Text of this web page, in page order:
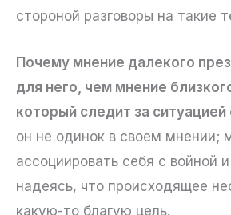
стороной разговоры на такие
Почему мнение далекого
для него, чем мнение
который следит за
он не одинок в своем мнении;
ассоциировать себя с войной
надеясь, что происходящее
какую-то благую цель.